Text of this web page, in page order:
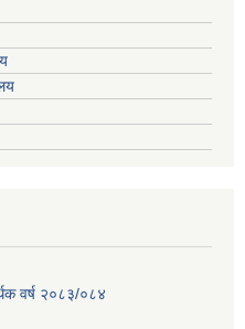
वर्ष २०८३/०८४